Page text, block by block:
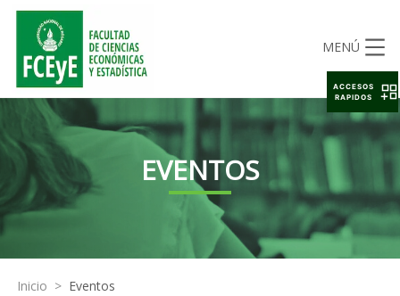
MENÚ
EVENTOS
Inicio > Eventos
ACCESOS
RAPIDOS